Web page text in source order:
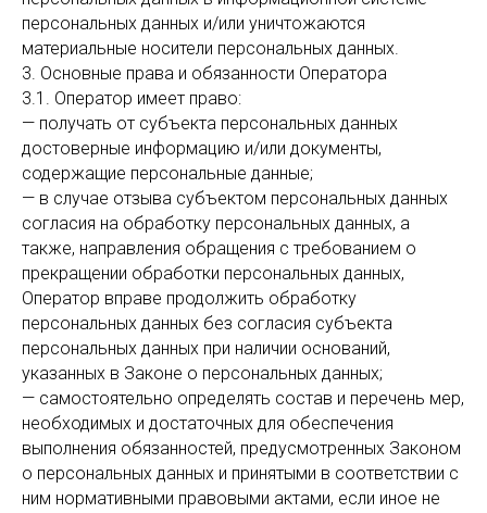
персональных данных и/или уничтожаются
материальные носители персональных данных.
3. Основные права и обязанности Оператора
3.1. Оператор имеет право:
— получать от субъекта персональных данных
достоверные информацию и/или документы,
содержащие персональные данные;
— в случае отзыва субъектом персональных данных
согласия на обработку персональных данных, а
также, направления обращения с требованием о
прекращении обработки персональных данных,
Оператор вправе продолжить обработку
персональных данных без согласия субъекта
персональных данных при наличии оснований,
указанных в Законе о персональных данных;
— самостоятельно определять состав и перечень мер,
необходимых и достаточных для обеспечения
выполнения обязанностей, предусмотренных Законом
о персональных данных и принятыми в соответствии с
ним нормативными правовыми актами, если иное не